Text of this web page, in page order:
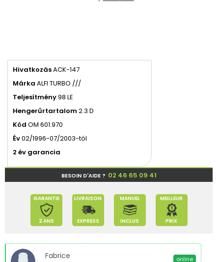
HivatkozásACK-147
Márka ALFI TURBO ///
Teljesítmény98 LE
Hengerűrtartalom 2.3 D
Kód OM 601.970
Év02/1996-07/2003-tól
2 év garancia
BESOIN D'AIDE ? 02 46 65 09 41
GARANTIE
2 ANS
LIVRAISON
EXPRESS
MANUEL
INCLUS
MEILLEUR
PRIX
Fabrice online